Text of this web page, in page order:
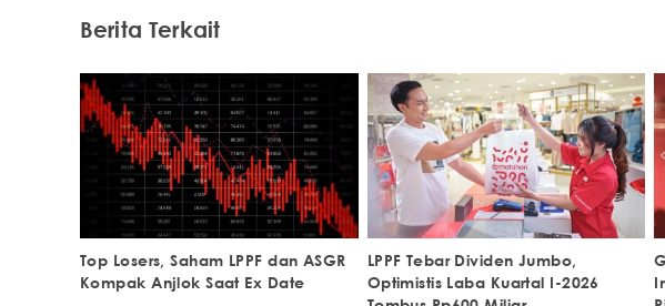
Berita Terkait
Top Losers, Saham LPPF dan ASGR
Kompak Anjlok Saat Ex Date
LPPF Tebar Dividen Jumbo,
Optimistis Laba Kuartal I-2026